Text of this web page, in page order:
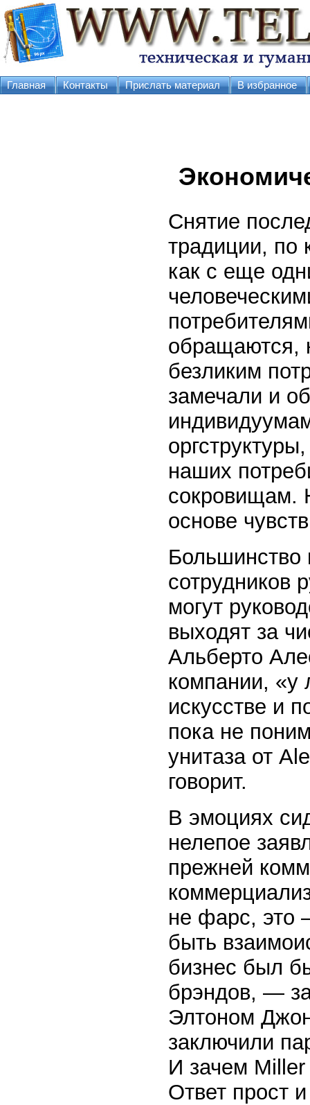
Главная Контакты Прислать материал В избранное
Снятие
традиции, по
как с еще
обращаются,
безликим
замечали и
наших
сокровищам.
основе
Большинство
сотрудников
могут
выходят за
Альберто
компании, «у
искусстве и
пока не
унитаза от
говорит.
В эмоциях
нелепое
прежней
не фарс, это
быть
бизнес был
брэндов, —
Элтоном
заключили
И зачем
Ответ прост